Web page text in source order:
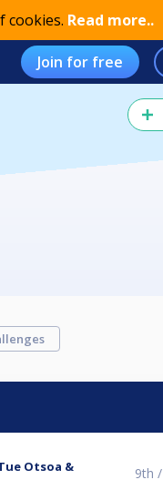
cookies. Read more..
Join for free
Otsoa &
9th /